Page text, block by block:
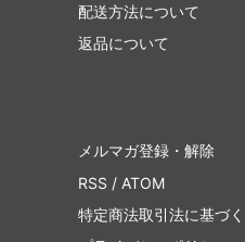
配送方法について
返品について
メルマガ登録・解除
RSS / ATOM
特定商法取引法に基づ